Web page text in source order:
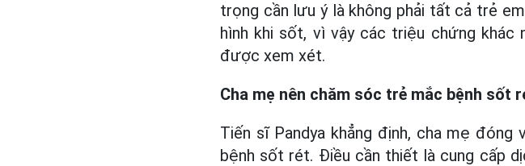
trọng cần lưu ý là không phải tất cả trẻ
hình khi sốt, vì vậy các triệu chứng khác
được xem xét.
Cha mẹ nên chăm sóc trẻ mắc bệnh sốt
Tiến sĩ Pandya khẳng định, cha mẹ
bệnh sốt rét. Điều cần thiết là cung cấp